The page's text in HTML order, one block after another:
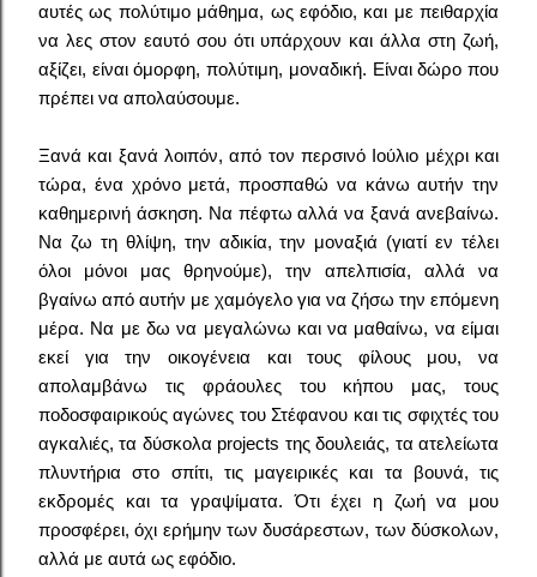
αυτές ως πολύτιμο μάθημα, ως εφόδιο, και με πειθαρχία
να λες στον εαυτό σου ότι υπάρχουν και άλλα στη ζωή,
αξίζει, είναι όμορφη, πολύτιμη, μοναδική. Είναι δώρο που
πρέπει να απολαύσουμε.
Ξανά και ξανά λοιπόν, από τον περσινό Ιούλιο μέχρι και
τώρα, ένα χρόνο μετά, προσπαθώ να κάνω αυτήν την
καθημερινή άσκηση. Να πέφτω αλλά να ξανά ανεβαίνω.
Να ζω τη θλίψη, την αδικία, την μοναξιά (γιατί εν τέλει
όλοι μόνοι μας θρηνούμε), την απελπισία, αλλά να
βγαίνω από αυτήν με χαμόγελο για να ζήσω την επόμενη
μέρα. Να με δω να μεγαλώνω και να μαθαίνω, να είμαι
εκεί για την οικογένεια και τους φίλους μου, να
απολαμβάνω τις φράουλες του κήπου μας, τους
ποδοσφαιρικούς αγώνες του Στέφανου και τις σφιχτές του
αγκαλιές, τα δύσκολα projects της δουλειάς, τα ατελείωτα
πλυντήρια στο σπίτι, τις μαγειρικές και τα βουνά, τις
εκδρομές και τα γραψίματα. Ότι έχει η ζωή να μου
προσφέρει, όχι ερήμην των δυσάρεστων, των δύσκολων,
αλλά με αυτά ως εφόδιο.